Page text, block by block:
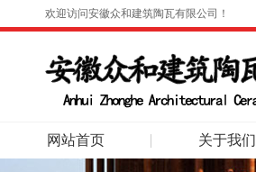
欢迎访问安徽众和建筑陶瓦有限公司！
网站首页 关于我们